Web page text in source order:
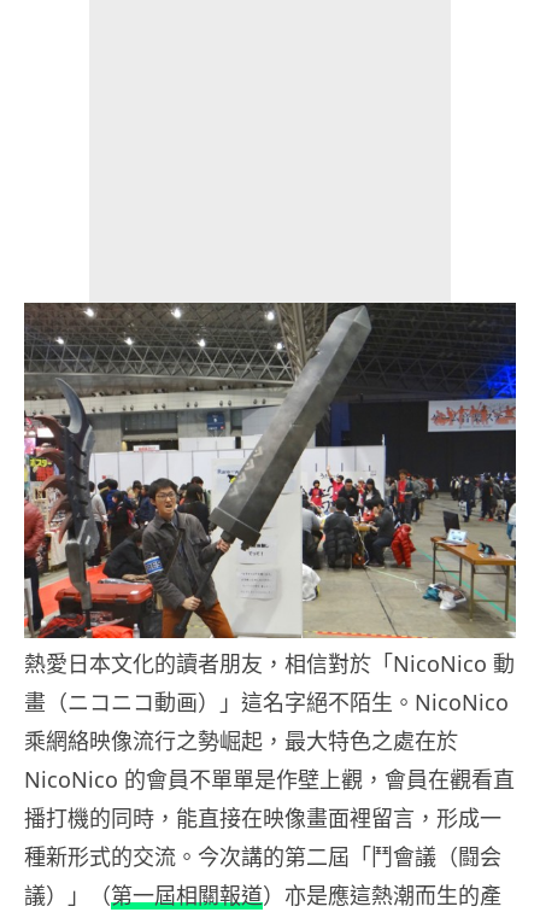
熱愛日本文化的讀者朋友，相信對於「NicoNico 動
畫（ニコニコ動画）」這名字絕不陌生。NicoNico
乘網絡映像流行之勢崛起，最大特色之處在於
NicoNico 的會員不單單是作壁上觀，會員在觀看直
播打機的同時，能直接在映像畫面裡留言，形成一
種新形式的交流。今次講的第二屆「鬥會議（闘会
議）」（第一屆相關報道）亦是應這熱潮而生的產